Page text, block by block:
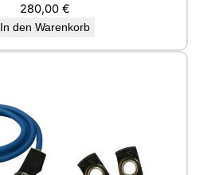
280,00 €
In den Warenkorb